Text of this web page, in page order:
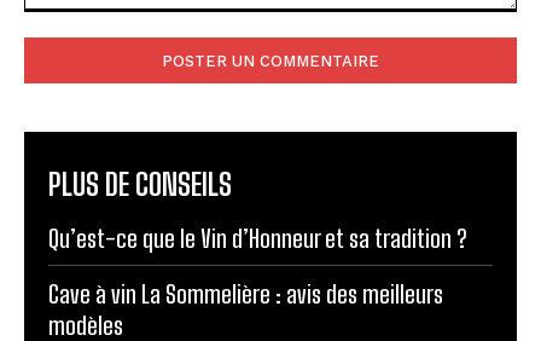
PLUS DE CONSEILS
Qu’est-ce que le Vin d’Honneur et sa tradition ?
Cave à vin La Sommelière : avis des meilleurs
modèles